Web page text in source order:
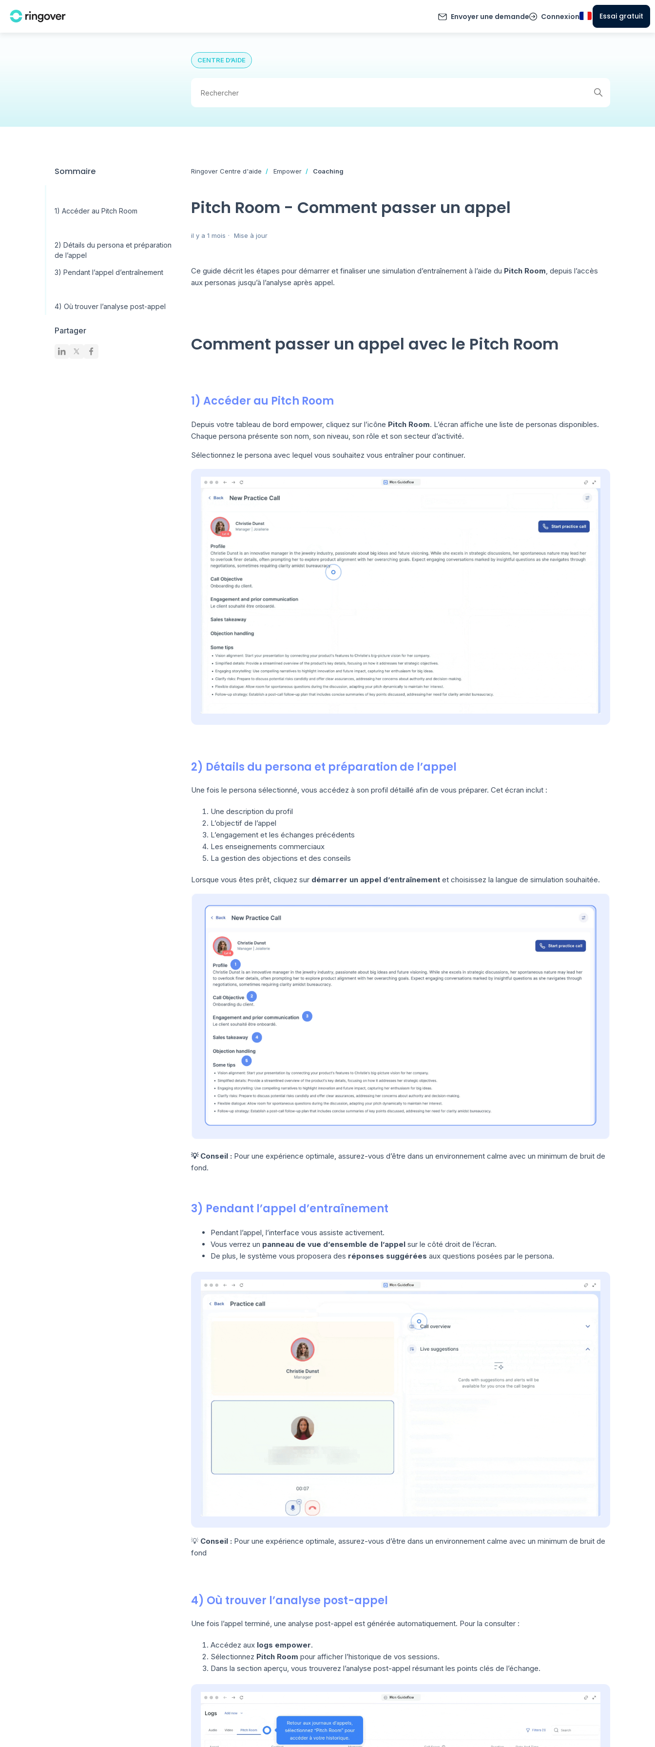
Envoyer une demande Connexion Essai gratuit
CENTRE D’AIDE
Sommaire
1) Accéder au Pitch Room
2) Détails du persona et préparation
de l’appel
3) Pendant l’appel d’entraînement
4) Où trouver l’analyse post-appel
Partager
Ringover Centre d'aide Empower Coaching
Pitch Room - Comment passer un appel
il y a 1 mois Mise à jour
Ce guide décrit les étapes pour démarrer et finaliser une simulation d’entraînement à l’aide du Pitch Room, depuis l’accès
aux personas jusqu’à l’analyse après appel.
Comment passer un appel avec le Pitch Room
1) Accéder au Pitch Room
Depuis votre tableau de bord empower, cliquez sur l’icône Pitch Room. L’écran affiche une liste de personas disponibles.
Chaque persona présente son nom, son niveau, son rôle et son secteur d’activité.
Sélectionnez le persona avec lequel vous souhaitez vous entraîner pour continuer.
2) Détails du persona et préparation de l’appel
Une fois le persona sélectionné, vous accédez à son profil détaillé afin de vous préparer. Cet écran inclut :
Une description du profil
L’objectif de l’appel
L’engagement et les échanges précédents
Les enseignements commerciaux
La gestion des objections et des conseils
Lorsque vous êtes prêt, cliquez sur démarrer un appel d’entraînement et choisissez la langue de simulation souhaitée.
💡 Conseil : Pour une expérience optimale, assurez-vous d’être dans un environnement calme avec un minimum de bruit de
fond.
3) Pendant l’appel d’entraînement
Pendant l’appel, l’interface vous assiste activement.
Vous verrez un panneau de vue d’ensemble de l’appel sur le côté droit de l’écran.
De plus, le système vous proposera des réponses suggérées aux questions posées par le persona.
💡 Conseil : Pour une expérience optimale, assurez-vous d’être dans un environnement calme avec un minimum de bruit de
fond
4) Où trouver l’analyse post-appel
Une fois l’appel terminé, une analyse post-appel est générée automatiquement. Pour la consulter :
Accédez aux logs empower.
Sélectionnez Pitch Room pour afficher l’historique de vos sessions.
Dans la section aperçu, vous trouverez l’analyse post-appel résumant les points clés de l’échange.